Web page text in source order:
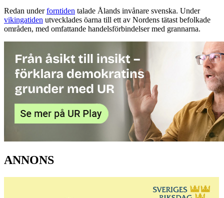
Redan underforntiden talade Ålands invånare svenska. Under
vikingatiden utvecklades öarna till ett av Nordens tätast befolkade
områden, med omfattande handelsförbindelser med grannarna.
ANNONS